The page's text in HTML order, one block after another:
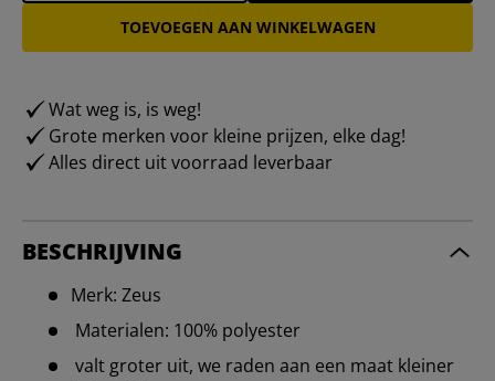
TOEVOEGEN AAN WINKELWAGEN
Wat weg is, is weg!
Grote merken voor kleine prijzen, elke dag!
Alles direct uit voorraad leverbaar
BESCHRIJVING
Merk: Zeus
Materialen: 100% polyester
valt groter uit, we raden aan een maat kleiner